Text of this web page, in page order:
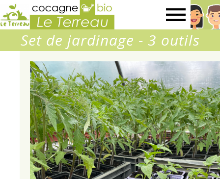
Le
Terreau
Set de jardinage - 3 outils